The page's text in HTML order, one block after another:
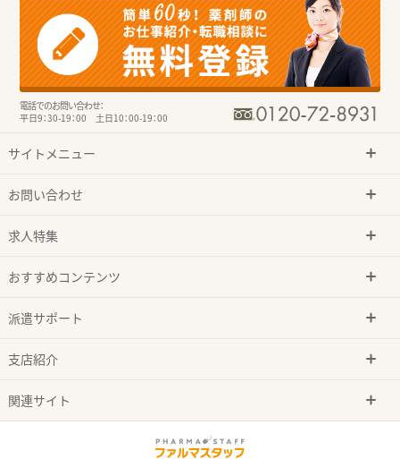
電話でのお問い合わせ：
平日9：30-19：00 土日10：00-19：00
サイトメニュー
お問い合わせ
求人特集
おすすめコンテンツ
派遣サポート
支店紹介
関連サイト